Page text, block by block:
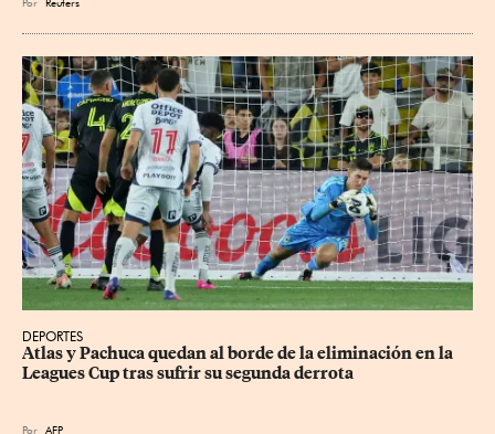
Por Reuters
DEPORTES
Atlas y Pachuca quedan al borde de la eliminación en la
Leagues Cup tras sufrir su segunda derrota
Por AFP